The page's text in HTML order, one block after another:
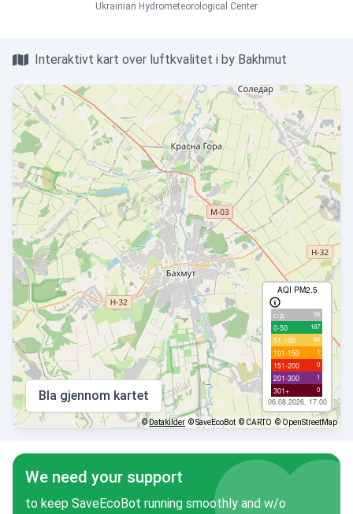
Ukrainian Hydrometeorological Center
Interaktivt kart over luftkvalitet i by Bakhmut
AQI PM2.5
с/д 94
0-50 187
51-100 66
101-150 1
151-200 0
201-300 1
301+ 0
06.08.2026, 17:00
Bla gjennom kartet
©Datakilder © SaveEcoBot © CARTO © OpenStreetMap
We need your support
to keep SaveEcoBot running smoothly and w/o